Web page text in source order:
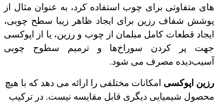
های متفاوتی برای چوب استفاده کرد، به عنوان مثال از
پوشش شفاف رزین برای ایجاد ظاهر زیبا سطح چوبی،
ایجاد قطعات کامل مبلمان از چوب و رزین، یا از اپوکسی
جهت پر کردن سوراخ‌ها و ترمیم سطوح چوبی
آسیب‌دیده مصرف می شود.
رزین اپوکسی امکانات مختلفی را ارائه می دهد که با هیچ
محصول شیمیایی دیگری قابل مقایسه نیست. در ترکیب